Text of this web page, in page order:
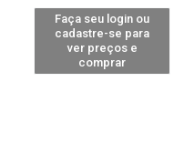
Faça seu login ou
cadastre-se para
ver preços e
comprar